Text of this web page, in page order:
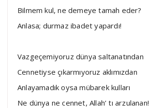
Bilmem kul, ne demeye tamah eder?
Anlasa; durmaz ibadet yapardı!
Vazgeçemiyoruz dünya saltanatından
Cennetiyse çıkarmıyoruz aklımızdan
Anlayamadık oysa mübarek kulları
Ne dünya ne cennet, Allah’ tı arzulanan!